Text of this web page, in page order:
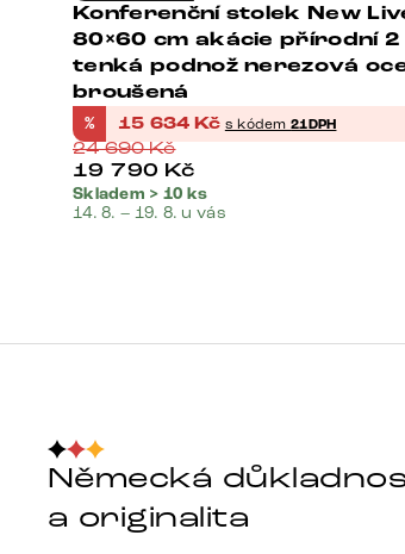
Konferenční stolek New
80×60 cm akácie přírodní
tenká podnož nerezová
broušená
% 15 634 Kč s kódem21DPH
24 690Kč
19 790 Kč
Skladem > 10 ks
14. 8. – 19. 8. u vás
Německá
a originalita